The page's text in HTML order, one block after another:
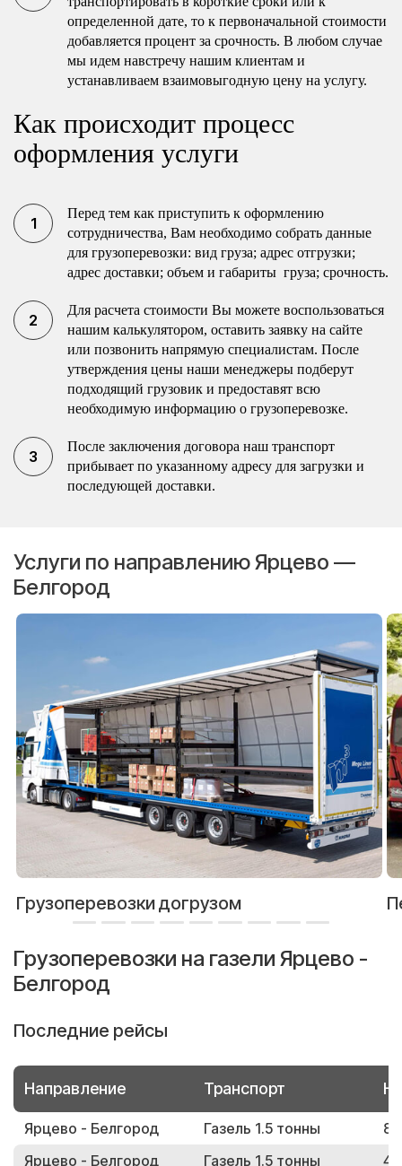
определенной дате, то к первоначальной стоимости
добавляется процент за срочность. В любом случае
мы идем навстречу нашим клиентам и
устанавливаем взаимовыгодную цену на услугу.
Как происходит процесс
оформления услуги
Перед тем как приступить к оформлению
сотрудничества, Вам необходимо собрать данные
для грузоперевозки: вид груза; адрес отгрузки;
адрес доставки; объем и габариты груза; срочность.
Для расчета стоимости Вы можете воспользоваться
нашим калькулятором, оставить заявку на сайте
или позвонить напрямую специалистам. После
утверждения цены наши менеджеры подберут
подходящий грузовик и предоставят всю
необходимую информацию о грузоперевозке.
После заключения договора наш транспорт
прибывает по указанному адресу для загрузки и
последующей доставки.
Услуги по направлению Ярцево —
Белгород
Грузоперевозки догрузом
Грузоперевозки на газели Ярцево -
Белгород
Последние рейсы
Направление Транспорт
Ярцево - Белгород Газель 1.5 тонны
Ярцево - Белгород
Газель 1.5 тонны